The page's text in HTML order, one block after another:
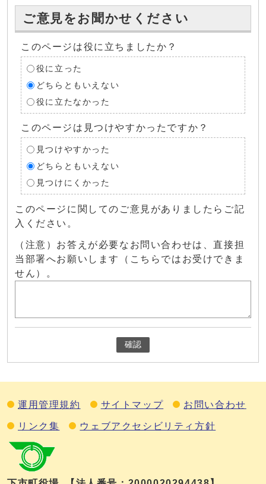
ご意見をお聞かせください
このページは役に立ちましたか？
役に立った
どちらともいえない
役に立たなかった
このページは見つけやすかったですか？
見つけやすかった
どちらともいえない
見つけにくかった
このページに関してのご意見がありましたらご記
入ください。
（注意）お答えが必要なお問い合わせは、直接担
当部署へお願いします（こちらではお受けできま
せん）。
確認
運用管理規約 サイトマップ お問い合わせ
リンク集 ウェブアクセシビリティ方針